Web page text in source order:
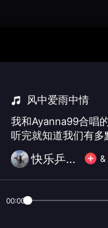
风中爱雨中情
我和Ayanna99合唱
听完就知道我们有多
快乐乒泳【小小滨】无币 &
00:00